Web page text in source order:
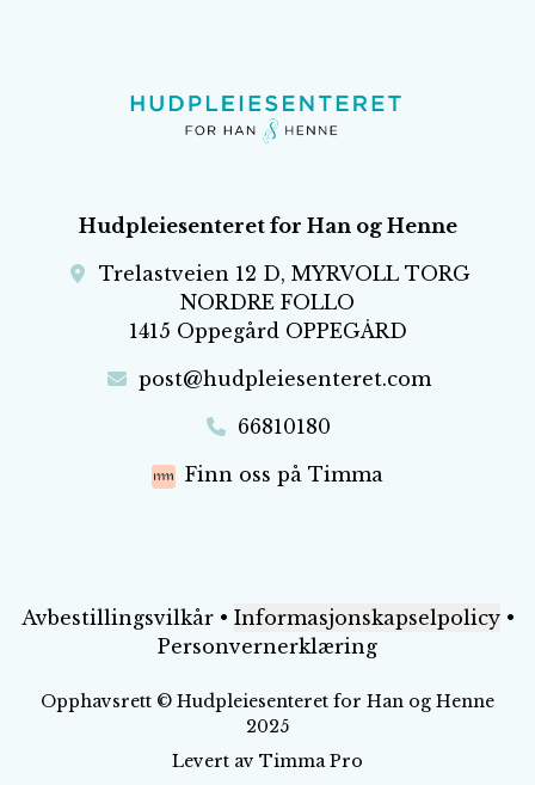
Hudpleiesenteret for Han og Henne
Trelastveien 12 D, MYRVOLL TORG
NORDRE FOLLO
1415 Oppegård OPPEGÅRD
post@hudpleiesenteret.com
66810180
Finn oss på Timma
Avbestillingsvilkår• Informasjonskapselpolicy•
Personvernerklæring
Opphavsrett © Hudpleiesenteret for Han og Henne
2025
Levert av Timma Pro